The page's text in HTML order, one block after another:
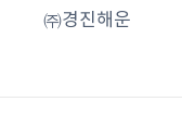
㈜경진해운